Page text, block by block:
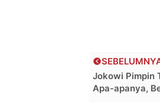
Jokowi Pimpin
Apa-apanya,